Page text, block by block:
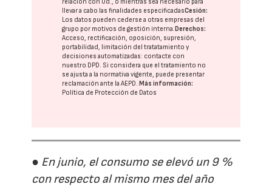
llevar a cabo las finalidades especificadasCesión:
Los datos pueden cederse a otras empresas del
grupo por motivos de gestión interna.Derechos:
Acceso, rectificación, oposición, supresión,
portabilidad, limitación del tratatamiento y
decisiones automatizadas: contacte con
nuestro DPD. Si considera que el tratamiento no
se ajusta a la normativa vigente, puede presentar
reclamación ante laAEPD.Más información:
Política de Protección de Datos
● En junio, el consumo se elevó un 9 %
con respecto al mismo mes del año